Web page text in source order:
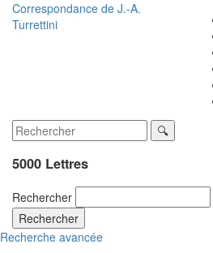
Correspondance de J.-A.
Turrettini
5000 Lettres
Rechercher
Rechercher
Recherche avancée